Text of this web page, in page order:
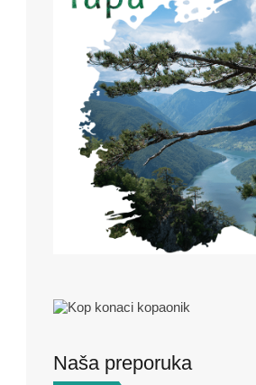
Naša preporuka